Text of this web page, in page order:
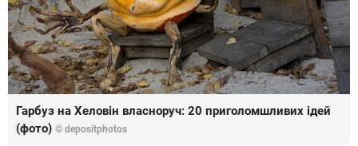
Гарбуз на Хеловін власноруч: 20 приголомшливих ідей
(фото) © depositphotos